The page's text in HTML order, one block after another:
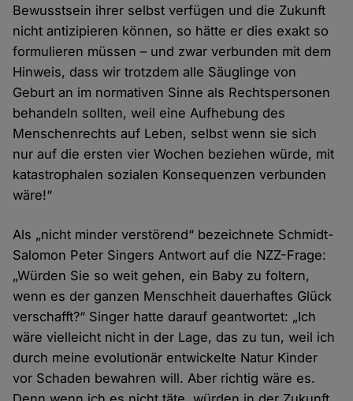
Bewusstsein ihrer selbst verfügen und die Zukunft
nicht antizipieren können, so hätte er dies exakt so
formulieren müssen – und zwar verbunden mit dem
Hinweis, dass wir trotzdem alle Säuglinge von
Geburt an im normativen Sinne als Rechtspersonen
behandeln sollten, weil eine Aufhebung des
Menschenrechts auf Leben, selbst wenn sie sich
nur auf die ersten vier Wochen beziehen würde, mit
katastrophalen sozialen Konsequenzen verbunden
wäre!“
Als „nicht minder verstörend“ bezeichnete Schmidt-
Salomon Peter Singers Antwort auf die NZZ-Frage:
„Würden Sie so weit gehen, ein Baby zu foltern,
wenn es der ganzen Menschheit dauerhaftes Glück
verschafft?“ Singer hatte darauf geantwortet: „Ich
wäre vielleicht nicht in der Lage, das zu tun, weil ich
durch meine evolutionär entwickelte Natur Kinder
vor Schaden bewahren will. Aber richtig wäre es.